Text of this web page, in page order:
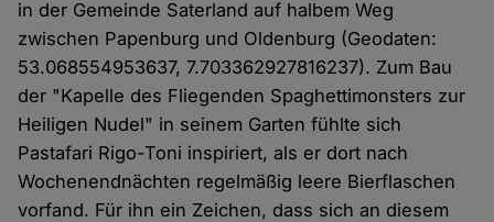
in der Gemeinde Saterland auf halbem Weg
zwischen Papenburg und Oldenburg (Geodaten:
53.068554953637, 7.703362927816237). Zum Bau
der "Kapelle des Fliegenden Spaghettimonsters zur
Heiligen Nudel" in seinem Garten fühlte sich
Pastafari Rigo-Toni inspiriert, als er dort nach
Wochenendnächten regelmäßig leere Bierflaschen
vorfand. Für ihn ein Zeichen, dass sich an diesem